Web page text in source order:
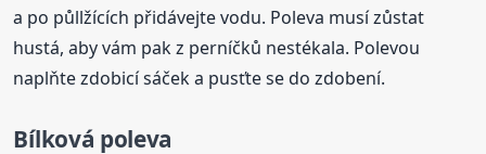
a po půllžících přidávejte vodu. Poleva musí zůstat
hustá, aby vám pak z perníčků nestékala. Polevou
naplňte zdobicí sáček a pusťte se do zdobení.
Bílková poleva